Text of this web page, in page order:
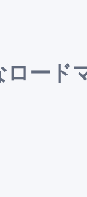
ロード